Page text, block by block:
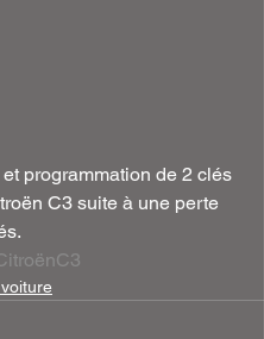
programmation de 2 clés
C3 suite à une perte